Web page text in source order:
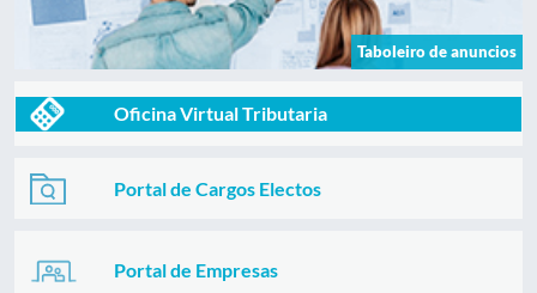
Taboleiro de anuncios
Oficina Virtual Tributaria
Portal de Cargos Electos
Portal de Empresas